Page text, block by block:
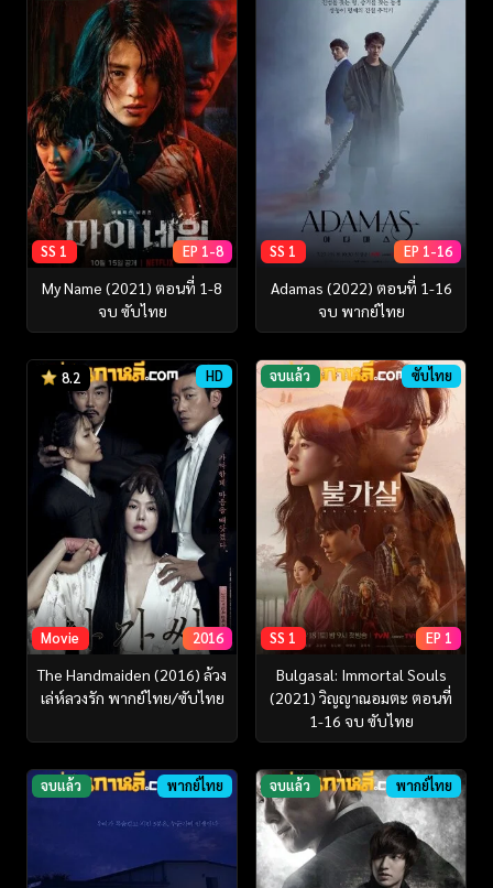
SS 1 EP 1-8
My Name (2021) ตอนที่ 1-8
จบ ซับไทย
SS 1 EP 1-16
Adamas (2022) ตอนที่ 1-16
จบ พากย์ไทย
8.2 HD
Movie 2016
The Handmaiden (2016) ล้วง
เล่ห์ลวงรัก พากย์ไทย/ซับไทย
จบแล้ว ซับไทย
SS 1 EP 1
Bulgasal: Immortal Souls
(2021) วิญญาณอมตะ ตอนที่
1-16 จบ ซับไทย
จบแล้ว พากย์ไทย จบแล้ว พากย์ไทย